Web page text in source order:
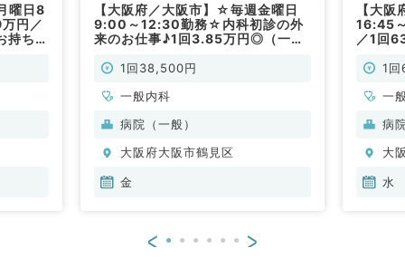
曜日8
円／
持ちの
【大阪府／大阪市】☆毎週金曜日
9:00～12:30勤務☆内科初診の外
来のお仕事♪1回3.85万円◎（一般
1回38,500円
一般内科
病院（一般）
大阪府大阪市鶴見区
金
【大
16:45
／1回
です
1
一
病
大
水
< >